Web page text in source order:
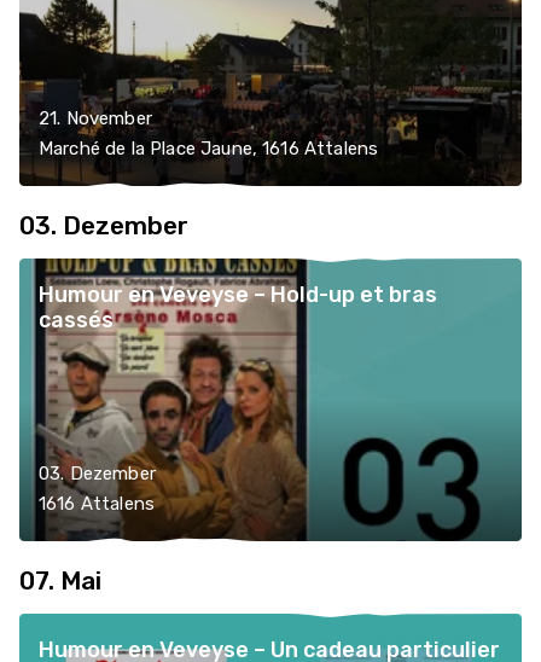
21. November
Marché de la Place Jaune, 1616 Attalens
03. Dezember
Humour en Veveyse – Hold-up et bras
cassés
03. Dezember
1616 Attalens
07. Mai
Humour en Veveyse – Un cadeau particulier